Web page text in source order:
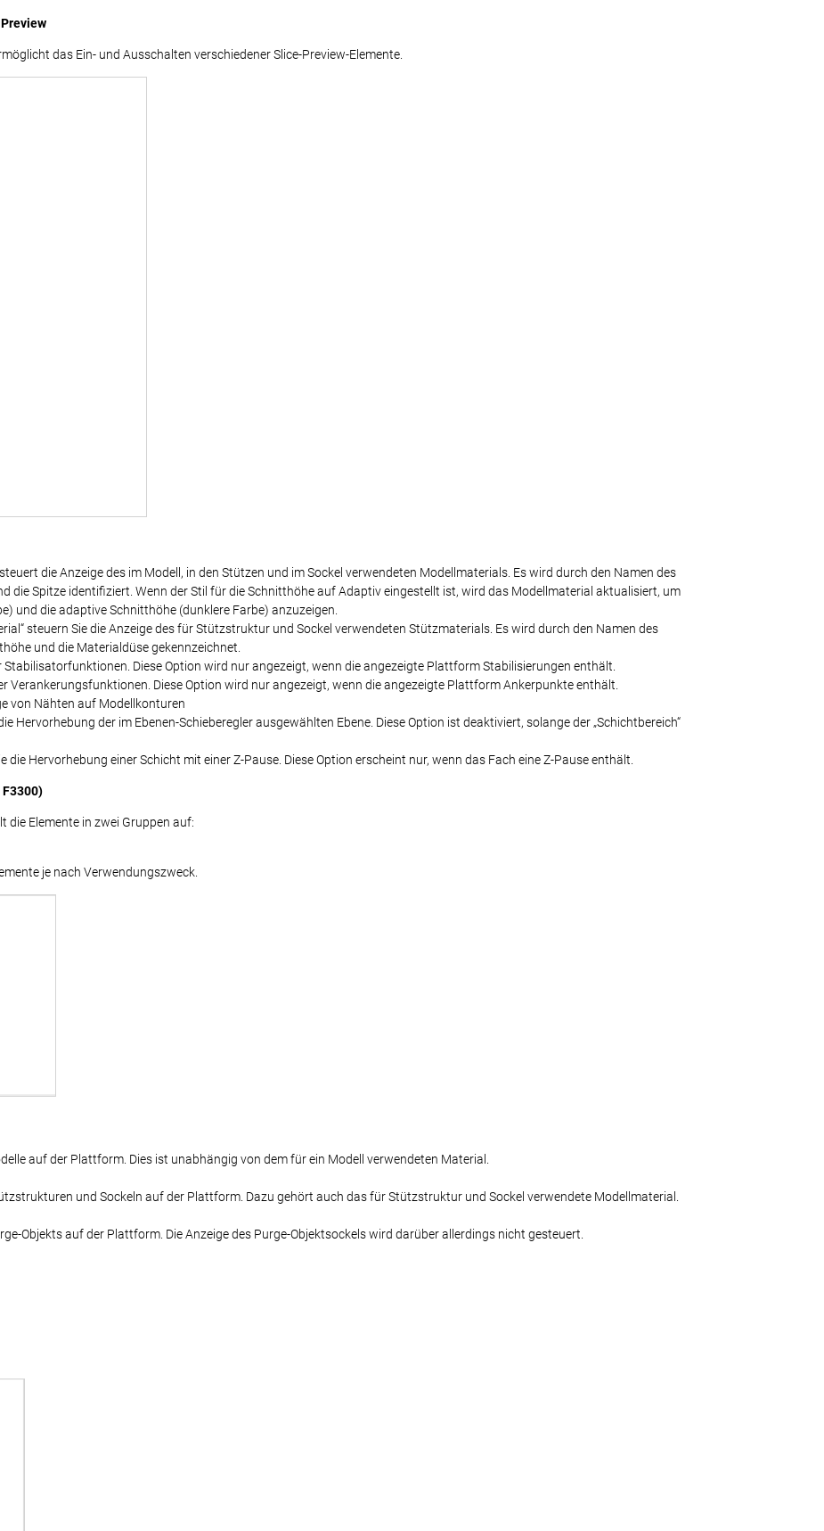
das Ein- und Ausschalten verschiedener Slice-Preview-Elemente.
die Anzeige des im Modell, in den Stützen und im Sockel verwendeten Modellmaterials. Es wird durch den Namen des
die Spitze identifiziert. Wenn der Stil für die Schnitthöhe auf Adaptiv eingestellt ist, wird das Modellmaterial aktualisiert, um
und die adaptive Schnitthöhe (dunklere Farbe) anzuzeigen.
steuern Sie die Anzeige des für Stützstruktur und Sockel verwendeten Stützmaterials. Es wird durch den Namen des
und die Materialdüse gekennzeichnet.
Stabilisatorfunktionen. Diese Option wird nur angezeigt, wenn die angezeigte Plattform Stabilisierungen enthält.
Verankerungsfunktionen. Diese Option wird nur angezeigt, wenn die angezeigte Plattform Ankerpunkte enthält.
von Nähten auf Modellkonturen
Hervorhebung der im Ebenen-Schieberegler ausgewählten Ebene. Diese Option ist deaktiviert, solange der „Schichtbereich“
die Hervorhebung einer Schicht mit einer Z-Pause. Diese Option erscheint nur, wenn das Fach eine Z-Pause enthält.
die Elemente in zwei Gruppen auf:
je nach Verwendungszweck.
auf der Plattform. Dies ist unabhängig von dem für ein Modell verwendeten Material.
und Sockeln auf der Plattform. Dazu gehört auch das für Stützstruktur und Sockel verwendete Modellmaterial.
Objekts auf der Plattform. Die Anzeige des Purge-Objektsockels wird darüber allerdings nicht gesteuert.